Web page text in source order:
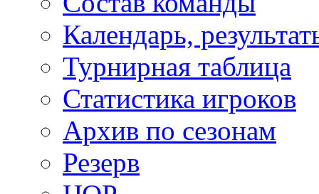
Календарь,
Турнирная таблица
Статистика игроков
Архив по сезонам
Резерв